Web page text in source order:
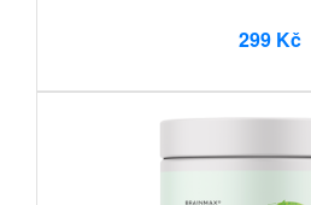
299 Kč